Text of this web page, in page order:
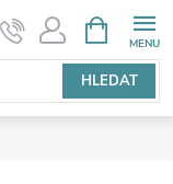
HLEDAT
NÁKUPNÍ
KOŠÍK